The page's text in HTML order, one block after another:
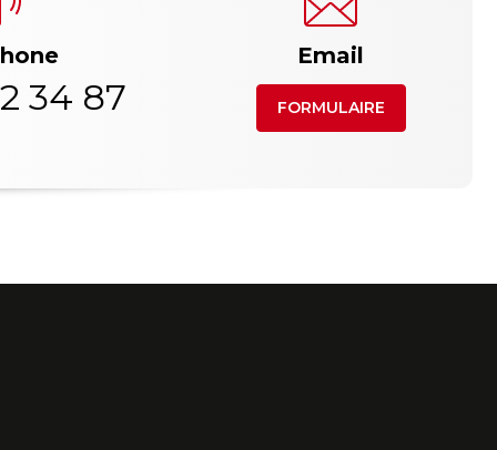
34 87
Email
FORMULAIRE